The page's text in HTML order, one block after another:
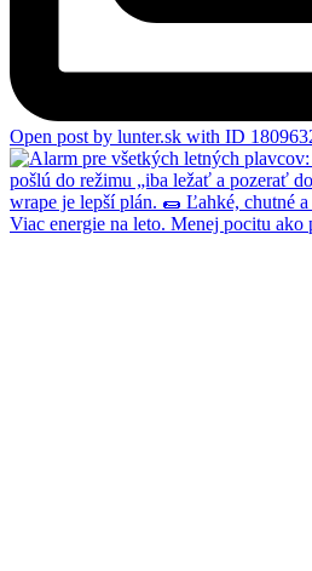
Open post by lunter.sk with ID